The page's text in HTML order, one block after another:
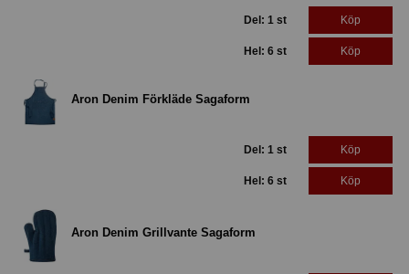
Del: 1 st Köp
Hel: 6 st Köp
Aron Denim Förkläde Sagaform
Del: 1 st Köp
Hel: 6 st Köp
Aron Denim Grillvante Sagaform